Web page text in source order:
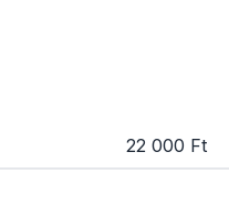
22 000 Ft